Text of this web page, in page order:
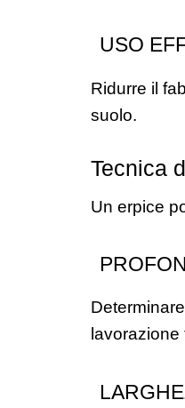
USO
Ridurre il
suolo.
Tecnica
Un erpice